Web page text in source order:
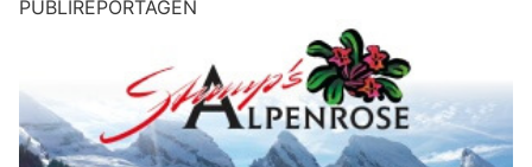
Wetter am Sonntag, 02.08.2026: Viel Sonne,
BELMEDIA REDAKTION
Ein umfangreiches Tiefdrucksystem mit Kern über dem
Nordmeer hat die Ausläufer einer Kaltfront zur Schweiz
gesteuert, und es ist etwas weniger heisse Luft eingeflossen.